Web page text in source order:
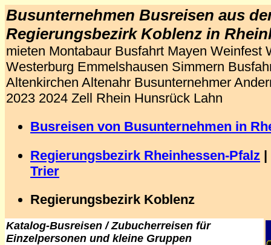
Busunternehmen Busreisen aus
Regierungsbezirk Koblenz in
mieten Montabaur Busfahrt Mayen Weinfest
Westerburg Emmelshausen Simmern
Altenkirchen Altenahr Busunternehmer
2023 2024 Zell Rhein Hunsrück Lahn
Busreisen von Busunternehmen in
Regierungsbezirk Rheinhessen-Pfalz |
Trier
Regierungsbezirk Koblenz
Katalog-Busreisen / Zubucherreisen für
Einzelpersonen und kleine Gruppen